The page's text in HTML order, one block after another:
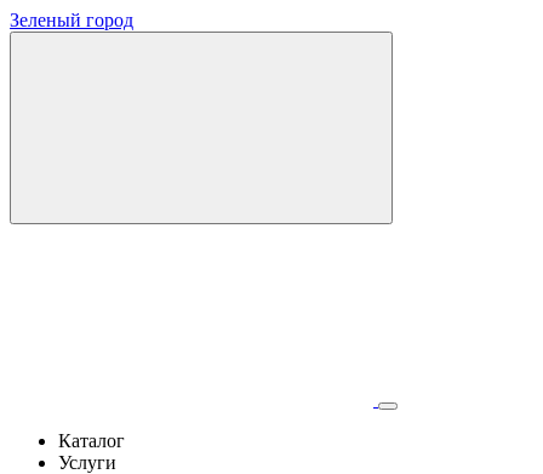
Зеленый город
Каталог
Услуги